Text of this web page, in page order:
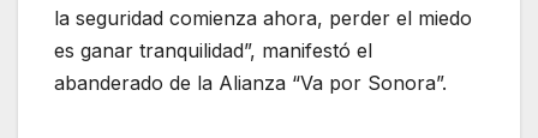
la seguridad comienza ahora, perder el miedo
es ganar tranquilidad”, manifestó el
abanderado de la Alianza “Va por Sonora”.